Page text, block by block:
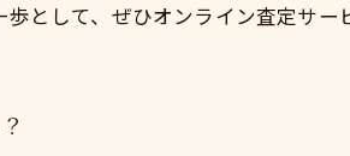
として、ぜひオンライン査定サー